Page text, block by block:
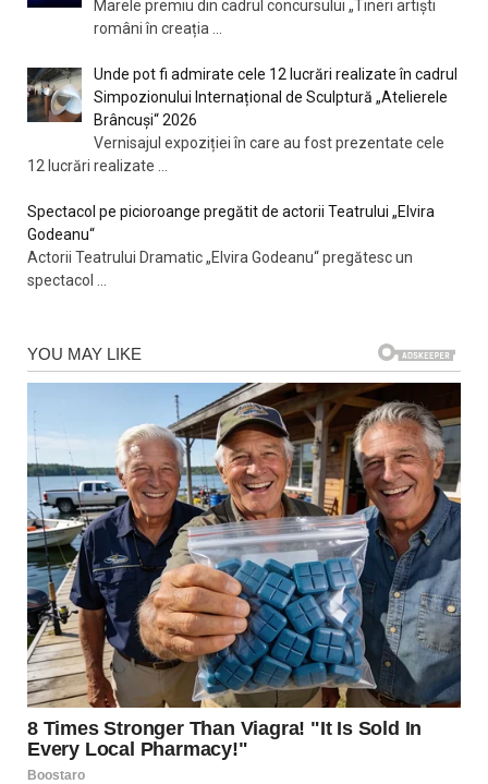
Marele premiu din cadrul concursului „Tineri artiști
români în creația
Unde pot fi admirate cele 12 lucrări realizate în cadrul
Simpozionului Internațional de Sculptură „Atelierele
Brâncuși“ 2026
Vernisajul expoziției în care au fost prezentate cele
12 lucrări realizate
Spectacol pe picioroange pregătit de actorii Teatrului „Elvira
Godeanu“
Actorii Teatrului Dramatic „Elvira Godeanu“ pregătesc un
spectacol